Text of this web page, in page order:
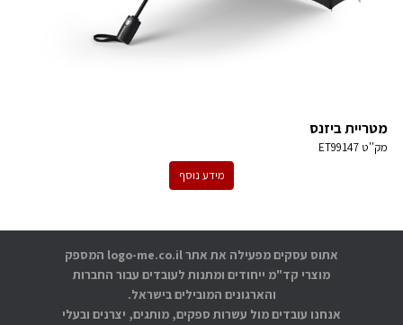
מטריית ביזנס
מק''טET99147
מידע נוסף
אתוס עסקים מפעילה את אתר logo-me.co.il המספק
מוצרי קד"מ ייחודים ומתנות לעובדים עבור החברות
והארגונים המובילים בישראל.
אנחנו עובדים מול עשרות ספקים, מותגים, יצרנים ובעלי